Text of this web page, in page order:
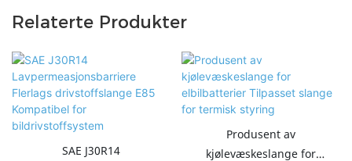
Relaterte Produkter
SAE J30R14
Produsent av
kjølevæskeslange for